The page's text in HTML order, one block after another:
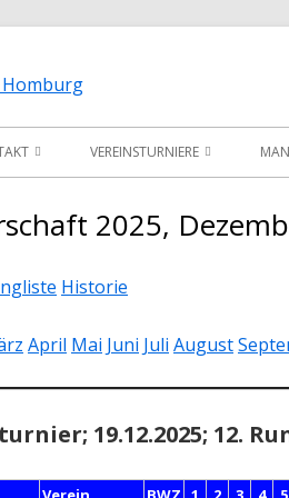
VEREINSTURNIERE
POKALMEISTERSCHAFT
SENIOREN-MEISTERSCHAFT
MONATS-BLITZMEISTERSCHAFT
TURNIER-SIMULTAN
SCHNELLSCHACH-
CHESS960-MEISTERSCHAFT
2025,
Historie
April Mai Juni Juli August
19.12.2025; 12.